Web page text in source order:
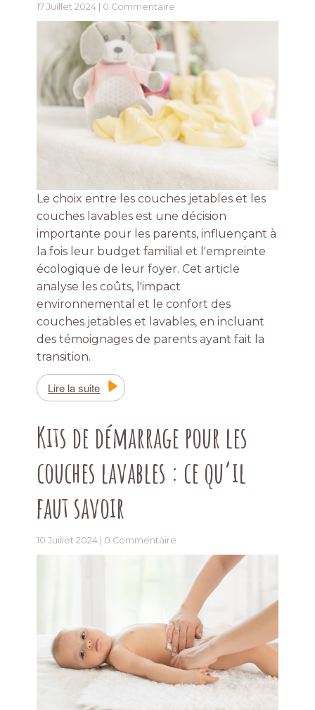
17 Juillet 2024 | 0 Commentaire
Le choix entre les couches jetables et les
couches lavables est une décision
importante pour les parents, influençant à
la fois leur budget familial et l'empreinte
écologique de leur foyer. Cet article
analyse les coûts, l'impact
environnemental et le confort des
couches jetables et lavables, en incluant
des témoignages de parents ayant fait la
transition.
Lire la suite
Kits de démarrage pour les
couches lavables : ce qu’il
faut savoir
10 Juillet 2024 | 0 Commentaire